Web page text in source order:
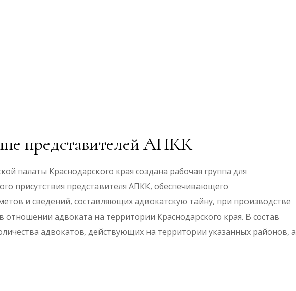
представителей АПКК
палаты Краснодарского края создана рабочая группа для
присутствия представителя АПКК, обеспечивающего
и сведений, составляющих адвокатскую тайну, при производстве
адвоката на территории Краснодарского края. В состав
адвокатов, действующих на территории указанных районов, а